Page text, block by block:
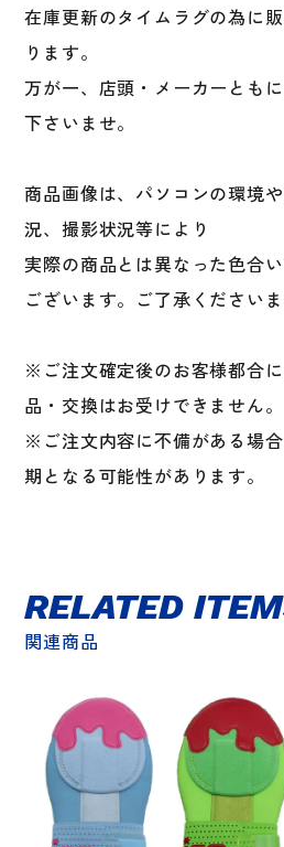
具
レ
ガ
ー
ス
jordan
act
ACT
個
在庫更新のタイムラグの為に
ります。
万が一、店頭・メーカーとも
下さいませ。
商品画像は、パソコンの環境
況、撮影状況等により
実際の商品とは異なった色合
ございます。ご了承くださいま
※ご注文確定後のお客様都合
品・交換はお受けできません。
※ご注文内容に不備がある場
期となる可能性があります。
関連商品
RELATED